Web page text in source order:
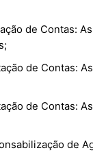
de Contas:
de Contas:
de Contas:
de